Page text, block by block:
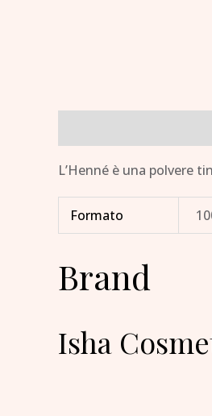
L’Henné è una polvere
Formato
Brand
Isha